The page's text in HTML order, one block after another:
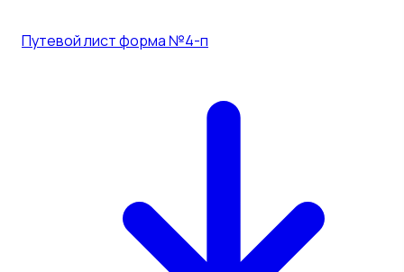
Путевой лист форма №4-п